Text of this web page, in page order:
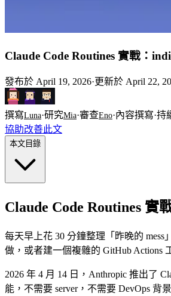
Claude Code Routines 實戰：
發布於 April 19, 2026·更新於 April 22,
撰寫Luna·研究Mia·審查Eno·內容撰寫·持
協助改善此文
本文目錄
Claude Code Routines
每天早上花 30 分鐘整理「昨晚的
做，或者建一個複雜的 GitHub Actions
2026 年 4 月 14 日，Anthropic 推出了
能，不需要 server，不需要 DevOps 背景